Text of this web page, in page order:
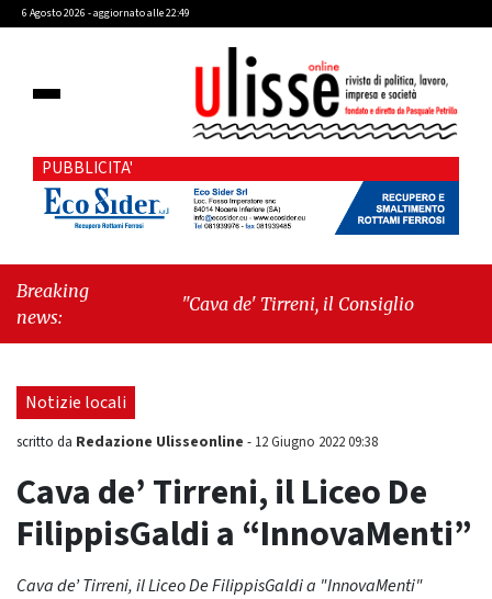
6 Agosto 2026 - aggiornato alle 22:49
PUBBLICITA'
Breaking
news:
"Cava de' Tirreni, il Consiglio comunale
Mare, giornata storica: la ceramica ammessa
Notizie locali
scritto da Redazione Ulisseonline - 12 Giugno 2022 09:38
Cava de’ Tirreni, il Liceo De
FilippisGaldi a “InnovaMenti”
Cava de’ Tirreni, il Liceo De FilippisGaldi a "InnovaMenti"